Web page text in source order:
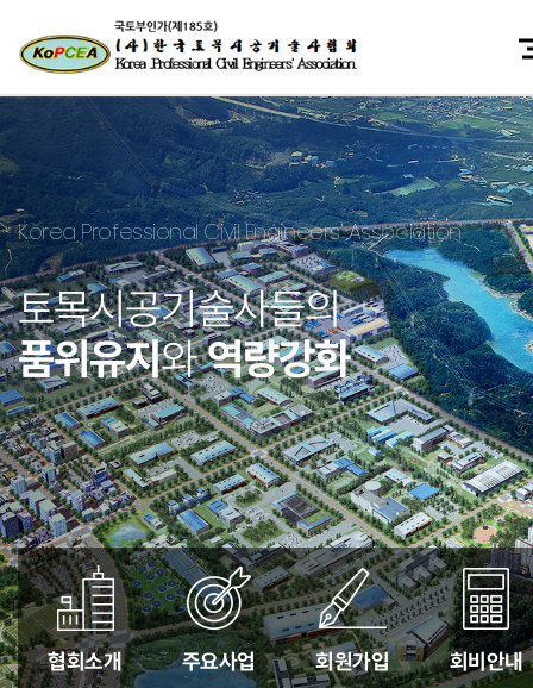
Korea Professional Civil Engineers’ Association
토목시공기술사들의
품위유지와역량강화
협회소개 주요사업 회원가입 회비안내